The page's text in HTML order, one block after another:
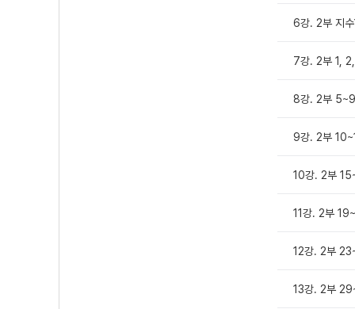
6강. 2부 지수
7강. 2부 1,
8강. 2부
9강. 2부
10강. 2부
11강. 2부
12강. 2부
13강. 2부